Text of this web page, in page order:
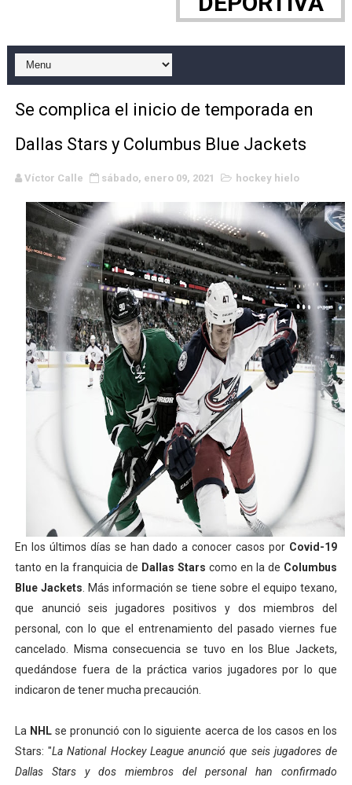
Raquel Rodriguez es la nueva monarca
Athletes Unlimited Softball League 2026 - Las Utah
Mundial de piragüismo slalom 2026 (Oklahoma City,
Copa del Mundo femenina 2026 - Estados Unidos
Campeonato de Europa de saltos 2026 (París,
Campeonato de Europa de natación artística 2026
Tour de Francia femenino 2026 - Etapa 5
Women's Pro Baseball League 2026
Campeonato de Europa en aguas abiertas 2026
Campeonato de Europa de pentatlón moderno 2026
WWE NXT - Myles Borne y Tavion Heights ponen fin
Canadá Open 2026
Se complica el inicio de temporada en
Dallas Stars y Columbus Blue Jackets
Víctor Calle sábado, enero 09, 2021 hockey hielo
En los últimos días se han dado a conocer casos por Covid-19
tanto en la franquicia de Dallas Stars como en la de Columbus
Blue Jackets . Más información se tiene sobre el equipo texano,
que anunció seis jugadores positivos y dos miembros del
personal, con lo que el entrenamiento del pasado viernes fue
cancelado. Misma consecuencia se tuvo en los Blue Jackets,
quedándose fuera de la práctica varios jugadores por lo que
indicaron de tener mucha precaución.
La NHL se pronunció con lo siguiente acerca de los casos en los
Stars: "La National Hockey League anunció que seis jugadores de
Dallas Stars y dos miembros del personal han confirmado